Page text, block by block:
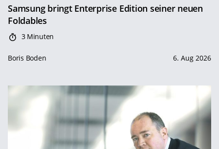
Samsung bringt Enterprise Edition seiner neuen
Foldables
3 Minuten
Boris Boden 6. Aug 2026